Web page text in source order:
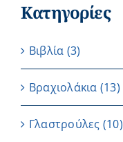
Κατηγορίες
Βιβλία (3)
Βραχιολάκια (13)
Γλαστρούλες (10)